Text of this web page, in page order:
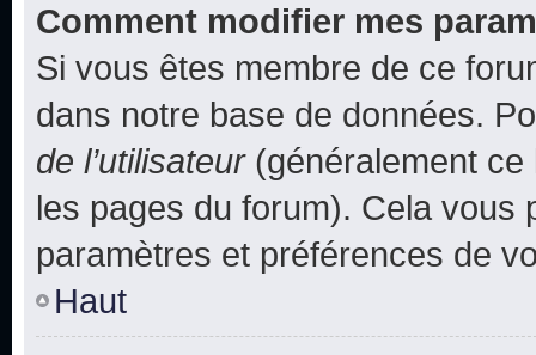
Comment modifier mes
Si vous êtes membre de ce
dans notre base de données.
de l’utilisateur(généralement ce
les pages du forum). Cela vous
paramètres et préférences de
Haut